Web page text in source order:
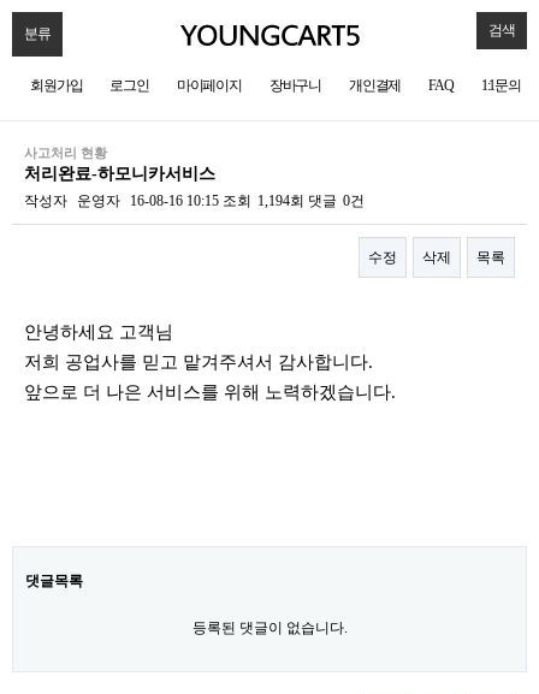
분류 검색
회원가입 로그인 마이페이지 장바구니 개인결제 FAQ 1:1문의
사고처리 현황
처리완료-하모니카서비스
작성자 운영자 16-08-16 10:15 조회 1,194회 댓글 0건
수정 삭제 목록
안녕하세요 고객님
저희 공업사를 믿고 맡겨주셔서 감사합니다.
앞으로 더 나은 서비스를 위해 노력하겠습니다.
댓글목록
등록된 댓글이 없습니다.